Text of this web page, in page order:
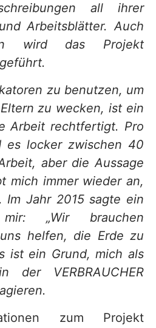
all ihrer
Arbeitsblätter. Auch
wird das Projekt
zu benutzen, um
zu wecken, ist ein
Arbeit rechtfertigt. Pro
es locker zwischen 40
aber die Aussage
mich immer wieder an,
Im Jahr 2015 sagte ein
„Wir brauchen
helfen, die Erde zu
ist ein Grund, mich als
der VERBRAUCHER
zum Projekt